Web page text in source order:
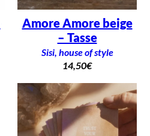
Amore Amore beige
– Tasse
Sisi, house of style
14,50€